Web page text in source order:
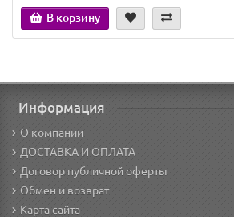
В корзину
Информация
О компании
ДОСТАВКА И ОПЛАТА
Договор публичной оферты
Обмен и возврат
Карта сайта